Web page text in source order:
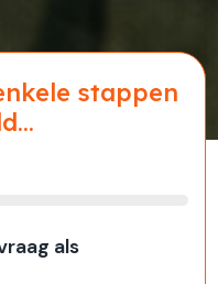
stappen
als